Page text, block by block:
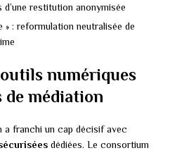
restitution anonymisée
» : reformulation neutralisée de
numériques
de médiation
a franchi un cap décisif avec
dédiées. Le consortium